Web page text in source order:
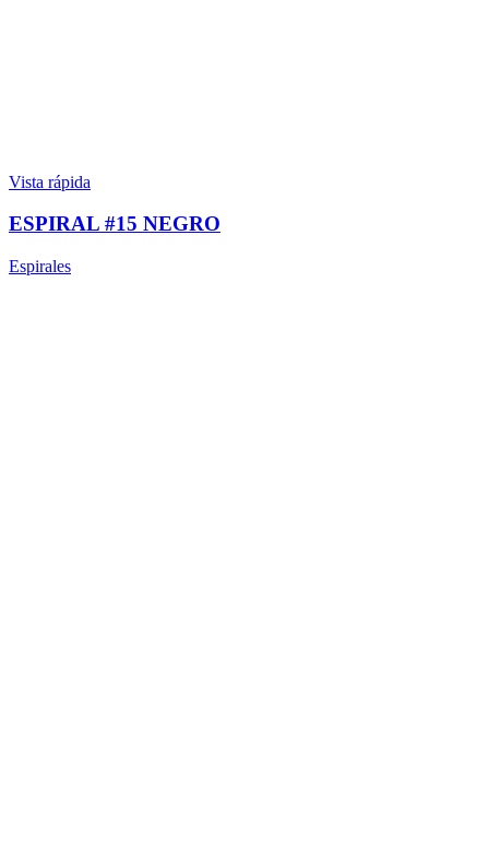
Vista rápida
ESPIRAL #15 NEGRO
Espirales